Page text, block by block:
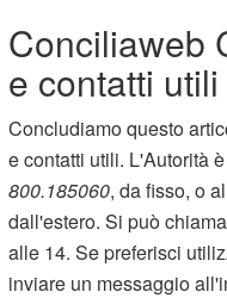
Conciliaweb
e contatti utili
Concludiamo questo
e contatti utili. L'Autorità
800.185060, da fisso, o
dall'estero. Si può
alle 14. Se preferisci
inviare un messaggio